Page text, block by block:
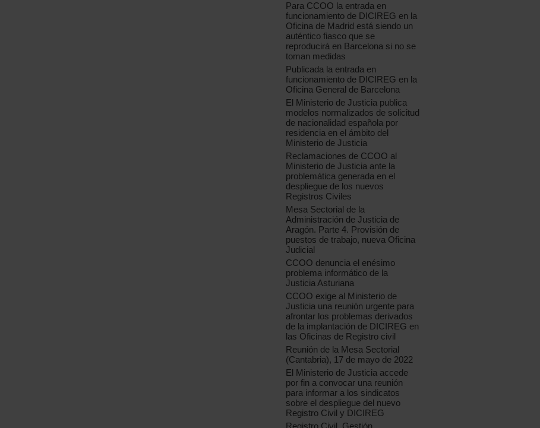
Para CCOO la entrada en
funcionamiento de DICIREG en la
Oficina de Madrid está siendo un
auténtico fiasco que se
reproducirá en Barcelona si no se
toman medidas
Publicada la entrada en
funcionamiento de DICIREG en la
Oficina General de Barcelona
El Ministerio de Justicia publica
modelos normalizados de solicitud
de nacionalidad española por
residencia en el ámbito del
Ministerio de Justicia
Reclamaciones de CCOO al
Ministerio de Justicia ante la
problemática generada en el
despliegue de los nuevos
Registros Civiles
Mesa Sectorial de la
Administración de Justicia de
Aragón. Parte 4. Provisión de
puestos de trabajo, nueva Oficina
Judicial
CCOO denuncia el enésimo
problema informático de la
Justicia Asturiana
CCOO exige al Ministerio de
Justicia una reunión urgente para
afrontar los problemas derivados
de la implantación de DICIREG en
las Oficinas de Registro civil
Reunión de la Mesa Sectorial
(Cantabria), 17 de mayo de 2022
El Ministerio de Justicia accede
por fin a convocar una reunión
para informar a los sindicatos
sobre el despliegue del nuevo
Registro Civil y DICIREG